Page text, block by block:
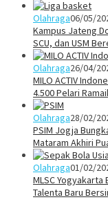
Olahraga06/05/
Kampus Jateng
SCU, dan USM
Olahraga26/04/
MILO ACTIV
4.500 Pelari
Olahraga28/02/
PSIM Jogja
Mataram Akhiri
Olahraga01/02/
MLSC
Talenta Baru